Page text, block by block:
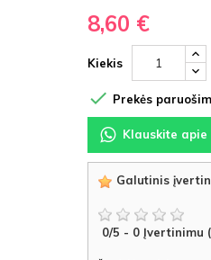
8,60 €
Kiekis
 Prekės
Klauskite
Galutinis
0/5 - 0 Įvertinimu